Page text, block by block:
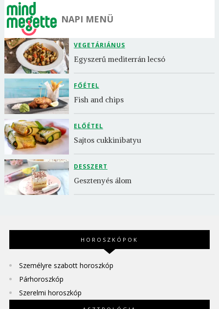
NAPI MENÜ
VEGETÁRIÁNUS
Egyszerű mediterrán lecsó
FŐÉTEL
Fish and chips
ELŐÉTEL
Sajtos cukkinibatyu
DESSZERT
Gesztenyés álom
HOROSZKÓPOK
Személyre szabott horoszkóp
Párhoroszkóp
Szerelmi horoszkóp